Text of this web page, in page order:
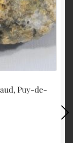
Puy-de-